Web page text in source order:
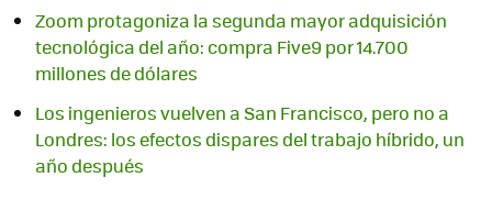
Zoom protagoniza la segunda mayor adquisición
tecnológica del año: compra Five9 por 14.700
millones de dólares
Los ingenieros vuelven a San Francisco, pero no a
Londres: los efectos dispares del trabajo híbrido, un
año después